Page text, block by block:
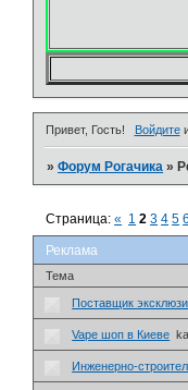
Привет, Гость! Войдите
»Форум Рогачика »
Реклама
Страница:« 1 2 3 4 5 6
Тема
Поставщик
Vape шоп в Киеве
Инженерно-